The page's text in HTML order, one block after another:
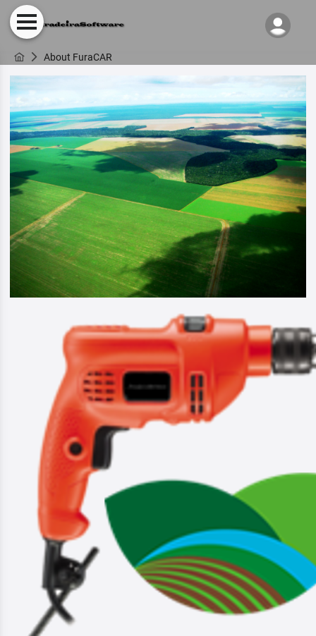
About FuraCAR